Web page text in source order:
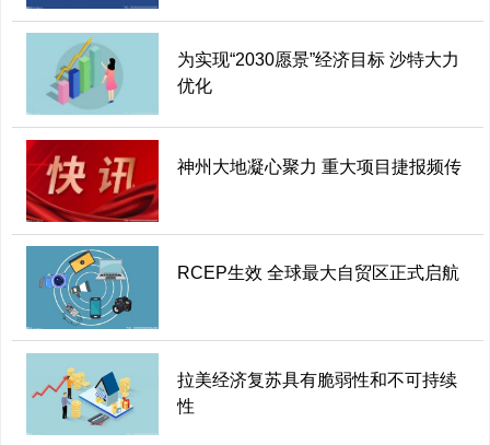
为实现“2030愿景”经济目标 沙特大力
优化
神州大地凝心聚力 重大项目捷报频传
RCEP生效 全球最大自贸区正式启航
拉美经济复苏具有脆弱性和不可持续
性